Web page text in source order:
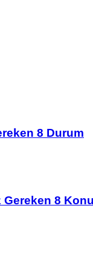
8 Durum
Gereken 8 Konu